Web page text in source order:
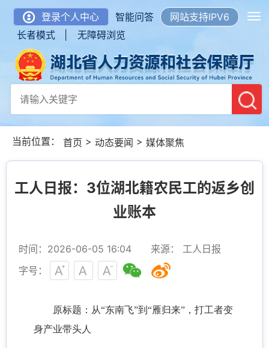
登录个人中心 智能问答
网站支持IPV6
长者模式 |
无障碍浏览
当前位置： 首页 > 动态要闻 > 媒体聚焦
工人日报：3位湖北籍农民工的返乡创
业账本
时间：2026-06-05 16:04
来源： 工人日报
字号：
原标题： 从“东南飞”到“雁归来”，打工者变
身产业带头人